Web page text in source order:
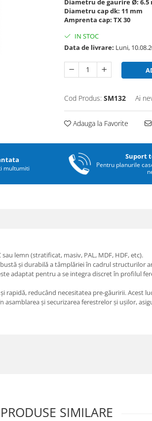
Diametru de gaurire Ø: 6.5
Diametru cap dk: 11 mm
Amprenta cap: TX 30
IN STOC
Data de livrare: Luni,
Cod Produs: SM132 Ai
Adauga la Favorite
multumiti
Suport
Pentru planurile
lemn (stratificat, masiv, PAL, MDF, HDF, etc).
și durabilă a tâmplăriei în cadrul structurilor
adaptat pentru a se integra discret în profilul
reducând necesitatea pre-găuririi. Acest
și securizarea ferestrelor și ușilor,
PRODUSE SIMILARE